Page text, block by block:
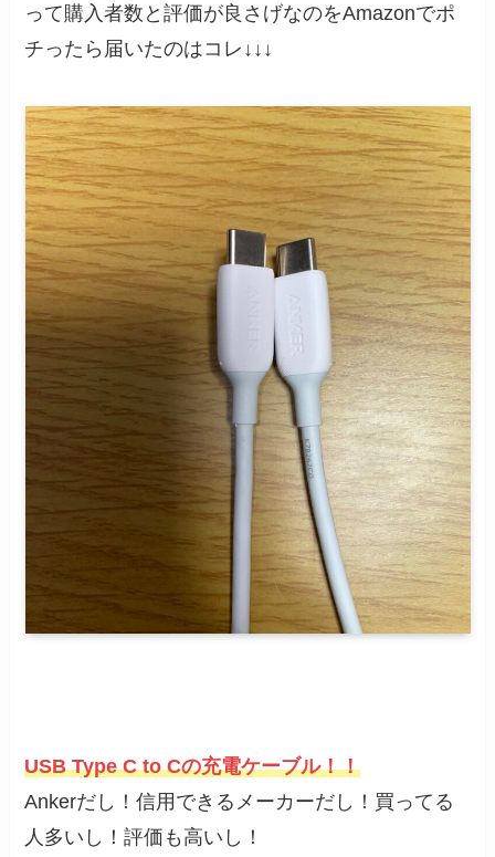
って購入者数と評価が良さげなのをAmazonでポ
チったら届いたのはコレ↓↓↓
USBTypeC to Cの充電ケーブル！！
Ankerだし！信用できるメーカーだし！買ってる
人多いし！評価も高いし！